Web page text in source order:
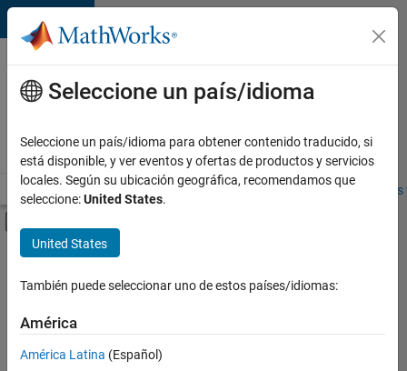
Saltar al contenido
Ofertas
de
empleo
MathWorks
Visión general Búsqueda de empleo Oficinas locales
Contenido principal
FILTRADO POR
Office and Administrative Services
Seleccione un país/idioma
Seleccione un país/idioma para obtener contenido traducido, si
está disponible, y ver eventos y ofertas de productos y servicios
locales. Según su ubicación geográfica, recomendamos que
seleccione:United States.
United States
También puede seleccionar uno de estos países/idiomas:
América
América Latina (Español)